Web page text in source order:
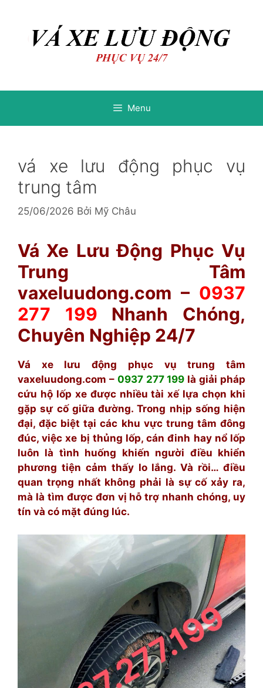
Menu
vá xe lưu động phục vụ
trung tâm
25/06/2026 Bởi Mỹ Châu
Vá Xe Lưu Động Phục Vụ
Trung Tâm
vaxeluudong.com – 0937
277 199 Nhanh Chóng,
Chuyên Nghiệp 24/7
Vá xe lưu động phục vụ trung tâm
vaxeluudong.com – 0937 277 199 là giải pháp
cứu hộ lốp xe được nhiều tài xế lựa chọn khi
gặp sự cố giữa đường. Trong nhịp sống hiện
đại, đặc biệt tại các khu vực trung tâm đông
đúc, việc xe bị thủng lốp, cán đinh hay nổ lốp
luôn là tình huống khiến người điều khiển
phương tiện cảm thấy lo lắng. Và rồi… điều
quan trọng nhất không phải là sự cố xảy ra,
mà là tìm được đơn vị hỗ trợ nhanh chóng, uy
tín và có mặt đúng lúc.